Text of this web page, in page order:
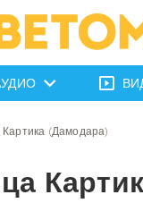
(Дамодара)